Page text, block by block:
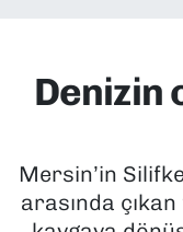
Denizin
Mersin’in
arasında
EKONOMİ
KÜLTÜR
MAGAZİN
Süper Lig
Tüm
Son Dakika
Haber Arşivi